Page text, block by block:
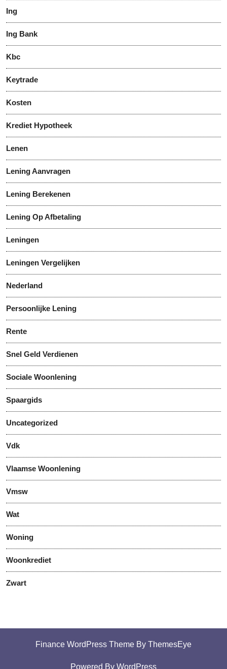
Ing
Ing Bank
Kbc
Keytrade
Kosten
Krediet Hypotheek
Lenen
Lening Aanvragen
Lening Berekenen
Lening Op Afbetaling
Leningen
Leningen Vergelijken
Nederland
Persoonlijke Lening
Rente
Snel Geld Verdienen
Sociale Woonlening
Spaargids
Uncategorized
Vdk
Vlaamse Woonlening
Vmsw
Wat
Woning
Woonkrediet
Zwart
Finance WordPress Theme By ThemesEye
Powered By WordPress